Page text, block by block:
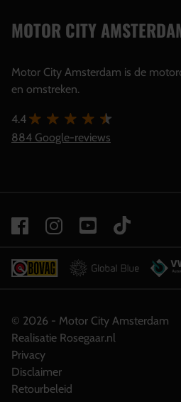
MOTOR CITY
Motor City Amsterdam is de
en omstreken.
4.4
884 Google-reviews
© 2026 - Motor City Amsterdam
Realisatie Rosegaar.nl
Privacy
Disclaimer
Retourbeleid